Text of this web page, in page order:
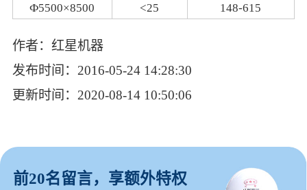
Ф5500×8500
<25 148-615
作者：红星机器
发布时间：2016-05-24 14:28:30
更新时间：2020-08-14 10:50:06
前20名留言，享额外特权